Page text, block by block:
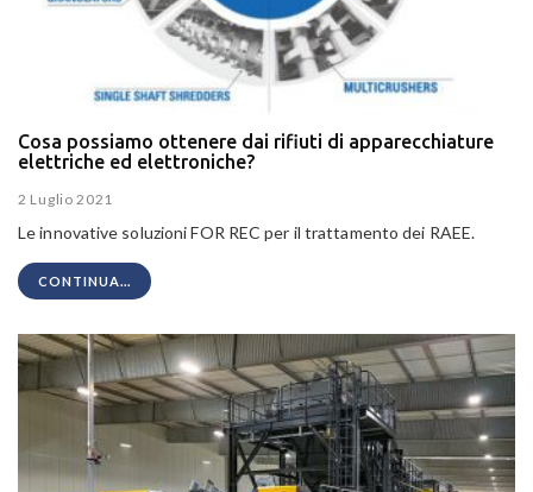
Cosa possiamo ottenere dai rifiuti di apparecchiature
elettriche ed elettroniche?
2 Luglio 2021
Le innovative soluzioni FOR REC per il trattamento dei RAEE.
CONTINUA...